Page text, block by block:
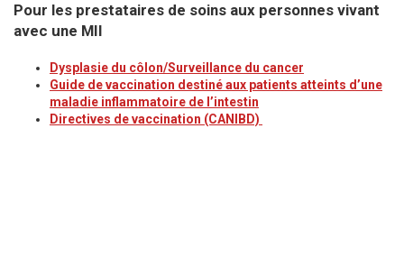
Pour les prestataires de soins aux personnes vivant
avec une MII
Dysplasie du côlon/Surveillance du cancer
Guide de vaccination destiné aux patients atteints d’une
maladie inflammatoire de l’intestin
Directives de vaccination (CANIBD)